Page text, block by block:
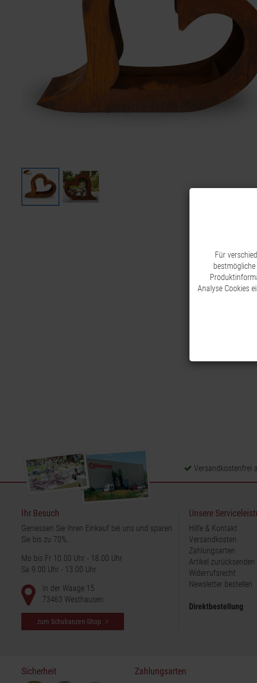
Versandkostenfrei
Ihr Besuch
Geniessen Sie Ihren Einkauf bei uns und sparen
Sie bis zu 70%.
Mo bis Fr 10.00 Uhr - 18.00 Uhr
Sa 9.00 Uhr - 13.00 Uhr
In der Waage 15
73463 Westhausen
zum Schulranzen-Shop
Unsere
Hilfe & Kontakt
Versandkosten
Zahlungsarten
Artikel zurücksenden
Widerrufsrecht
Newsletter bestellen
Direktbestellung
Sicherheit Zahlungsarten
Für
Analyse Cookies